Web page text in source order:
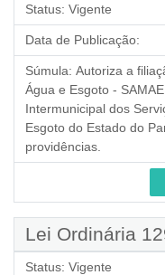
Status: Vigente
Data de Publicação:
Súmula: Autoriza a
Água e Esgoto -
Intermunicipal dos
Esgoto do Estado do
providências.
Lei Ordinária
Status: Vigente